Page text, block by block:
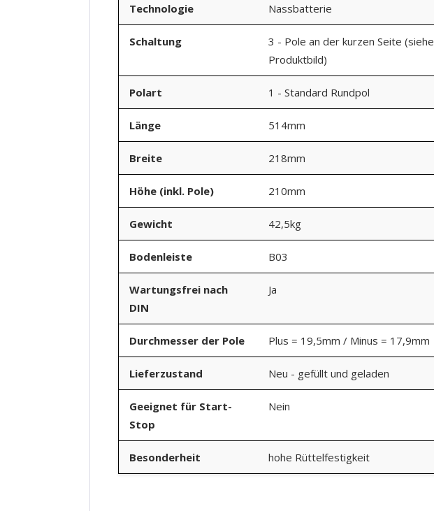
Technologie Nassbatterie
Schaltung
3 - Pole an der kurzen Seite (siehe
Produktbild)
Polart 1 - Standard Rundpol
Länge 514mm
Breite 218mm
Höhe (inkl. Pole) 210mm
Gewicht 42,5kg
Bodenleiste B03
Wartungsfrei nach
DIN
Ja
Durchmesser der Pole Plus = 19,5mm / Minus = 17,9mm
Lieferzustand Neu - gefüllt und geladen
Geeignet für Start-
Stop
Nein
Besonderheit hohe Rüttelfestigkeit